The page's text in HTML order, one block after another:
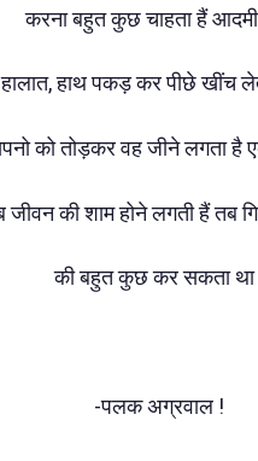
करना बहुत कुछ चाहता हैं
हालात, हाथ पकड़ कर पीछे खींच
को तोड़कर वह जीने लगता है
जीवन की शाम होने लगती हैं तब
की बहुत कुछ कर सकता था
-पलक अग्रवाल !